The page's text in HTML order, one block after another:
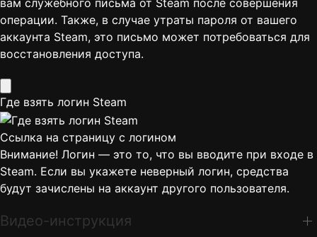
вам служебного письма от Steam после совершения
операции. Также, в случае утраты пароля от вашего
аккаунта Steam, это письмо может потребоваться для
восстановления доступа.
Где взять логин Steam
Ссылка на страницу с логином
Внимание! Логин — это то, что вы вводите при входе в
Steam. Если вы укажете неверный логин, средства
будут зачислены на аккаунт другого пользователя.
Видео-инструкция